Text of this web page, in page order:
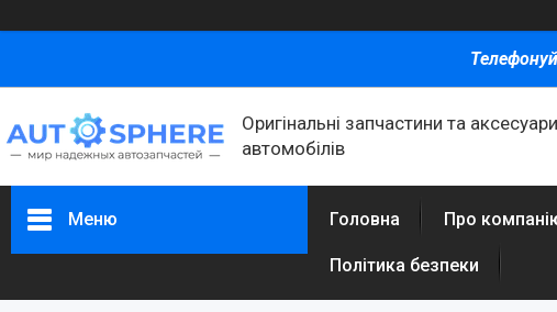
Оригінальні запчастини та
автомобілів
Меню Головна Про
Політика безпеки